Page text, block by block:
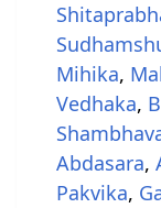
Mihika,
Vedhaka,
Abdasara,
Pakvika,